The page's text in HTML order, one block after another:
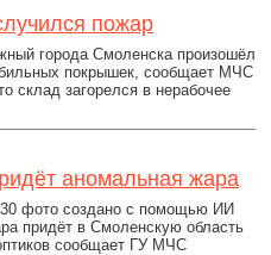
пожар
города Смоленска произошёл
покрышек, сообщает МЧС
склад загорелся в нерабочее
аномальная жара
фото создано с помощью ИИ
придёт в Смоленскую область
сообщает ГУ МЧС